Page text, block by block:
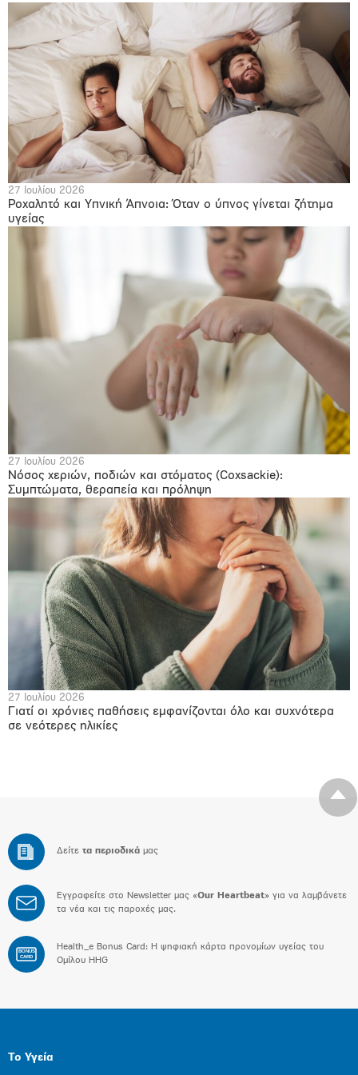
27 Ιουλίου 2026
Ροχαλητό και Υπνική Άπνοια: Όταν ο ύπνος γίνεται ζήτημα
υγείας
27 Ιουλίου 2026
Νόσος χεριών, ποδιών και στόματος (Coxsackie):
Συμπτώματα, θεραπεία και πρόληψη
27 Ιουλίου 2026
Γιατί οι χρόνιες παθήσεις εμφανίζονται όλο και συχνότερα
σε νεότερες ηλικίες
Δείτε τα περιοδικά μας
Εγγραφείτε στο Newsletter μας «Our Heartbeat» για να λαμβάνετε
τα νέα και τις παροχές μας.
BONUS
CARD
Health_e Bonus Card: H ψηφιακή κάρτα προνομίων υγείας του
Ομίλου HHG
Το Υγεία